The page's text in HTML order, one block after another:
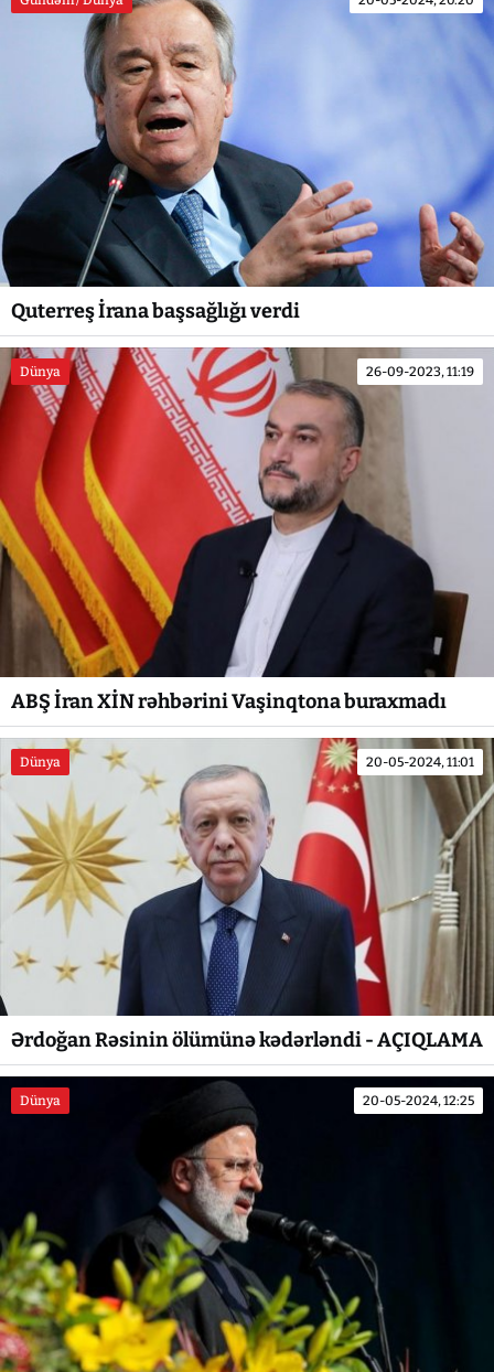
Quterreş İrana başsağlığı verdi
Dünya 26-09-2023, 11:19
ABŞ İran XİN rəhbərini Vaşinqtona buraxmadı
Dünya 20-05-2024, 11:01
Ərdoğan Rəsinin ölümünə kədərləndi - AÇIQLAMA
Dünya 20-05-2024, 12:25